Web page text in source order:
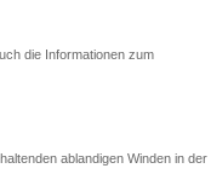
die Informationen zum
ablandigen Winden in der